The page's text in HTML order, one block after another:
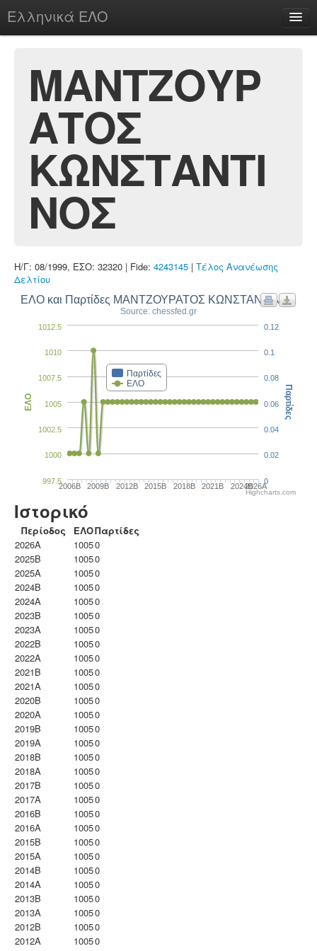
Ελληνικά ΕΛΟ
chesstu.be @ discord
Login
ΜΑΝΤΖΟΥΡ
ΑΤΟΣ
ΚΩΝΣΤΑΝΤΙ
ΝΟΣ
Η/Γ: 08/1999, ΕΣΟ: 32320 | Fide: 4243145 | Τέλος Ανανέωσης
Δελτίου
ΕΛΟ και Παρτίδες ΜΑΝΤΖΟΥΡΑΤΟΣ ΚΩΝΣΤΑΝΤΙΝΟΣ
Source: chessfed.gr
Παρτίδες
ΕΛΟ
2006B 2009B 2012B 2015B 2018B 2021B 2024B2026A
997.5
1000
1002.5
1005
1007.5
1010
1012.5
ΕΛΟ
0
0.02
0.04
0.06
0.08
0.1
0.12
Παρτίδες
Highcharts.com
Ιστορικό
Περίοδος ΕΛΟΠαρτίδες
2026A
10050
2025B
10050
2025A
10050
2024B
10050
2024A
10050
2023B
10050
2023Α
10050
2022B
10050
2022A
10050
2021B
10050
2021A
10050
2020B
10050
2020A
10050
2019B
10050
2019A
10050
2018B
10050
2018A
10050
2017B
10050
2017A
10050
2016B
10050
2016A
10050
2015B
10050
2015A
10050
2014B
10050
2014A
10050
2013B
10050
2013A
10050
2012B
10050
2012A
10050